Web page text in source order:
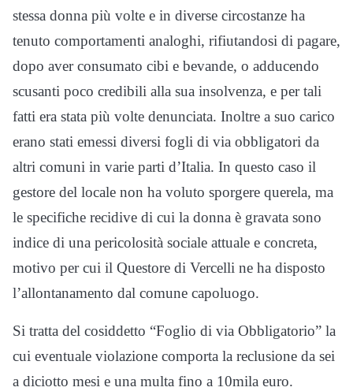
stessa donna più volte e in diverse circostanze ha
tenuto comportamenti analoghi, rifiutandosi di pagare,
dopo aver consumato cibi e bevande, o adducendo
scusanti poco credibili alla sua insolvenza, e per tali
fatti era stata più volte denunciata. Inoltre a suo carico
erano stati emessi diversi fogli di via obbligatori da
altri comuni in varie parti d’Italia. In questo caso il
gestore del locale non ha voluto sporgere querela, ma
le specifiche recidive di cui la donna è gravata sono
indice di una pericolosità sociale attuale e concreta,
motivo per cui il Questore di Vercelli ne ha disposto
l’allontanamento dal comune capoluogo.
Si tratta del cosiddetto “Foglio di via Obbligatorio” la
cui eventuale violazione comporta la reclusione da sei
a diciotto mesi e una multa fino a 10mila euro.